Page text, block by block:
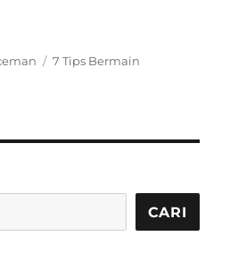
Tags
7 Tips Bermain
CARI